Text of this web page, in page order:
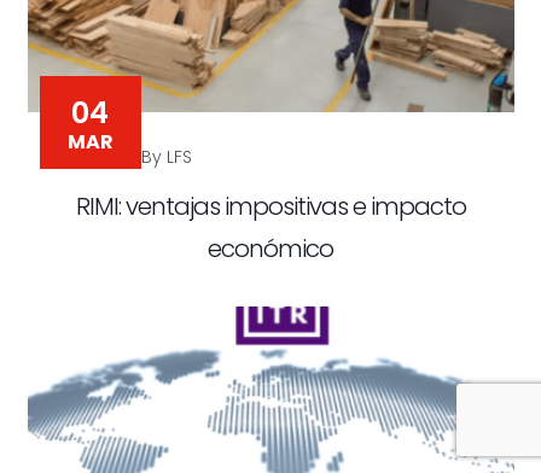
04
MAR
By LFS
RIMI: ventajas impositivas e impacto
económico